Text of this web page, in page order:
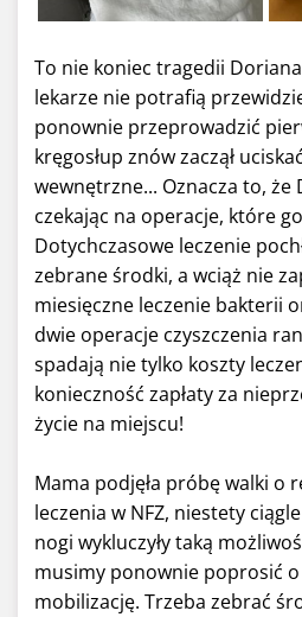
To nie koniec tragedii
lekarze nie potrafią
ponownie przeprowadzić
kręgosłup znów zaczął
wewnętrzne... Oznacza to, że
czekając na operacje, które
Dotychczasowe leczenie
zebrane środki, a wciąż nie
miesięczne leczenie bakterii
dwie operacje czyszczenia
spadają nie tylko koszty
konieczność zapłaty za
życie na miejscu!
Mama podjęła próbę walki o
leczenia w NFZ, niestety
nogi wykluczyły taką
musimy ponownie poprosić
mobilizację. Trzeba zebrać